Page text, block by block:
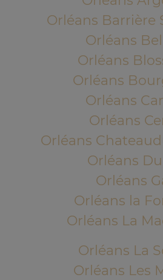
Orléans Barrière
Orléans
Orléans
Orléans
Orléans
Orléans
Orléans
Orléans
Orléans
Orléans la
Orléans La
Orléans La
Orléans Les